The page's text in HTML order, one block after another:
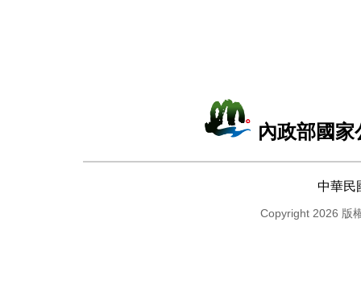
內政部國
中華民
Copyright 2026 版